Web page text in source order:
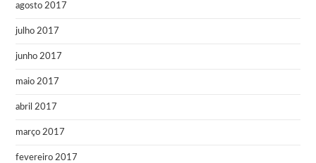
agosto 2017
julho 2017
junho 2017
maio 2017
abril 2017
março 2017
fevereiro 2017